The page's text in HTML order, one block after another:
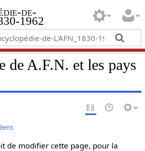
de-
1962
de A.F.N. et les pays
de modifier cette page, pour la